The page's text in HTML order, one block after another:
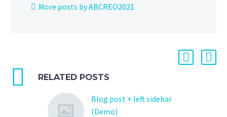
More posts by ABCREO2021
RELATED POSTS
Blog post + left sidebar
(Demo)